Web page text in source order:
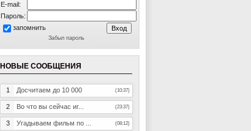
E-mail:
Пароль:
запомнить
Забыл пароль
НОВЫЕ СООБЩЕНИЯ
1 Досчитаем до 10 000 (10:37)
2 Во что вы сейчас иг... (23:37)
3 Угадываем фильм по ... (08:12)